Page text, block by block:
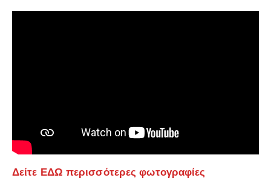
Δείτε ΕΔΩ περισσότερες φωτογραφίες